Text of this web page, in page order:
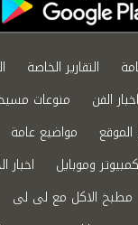
التقارير الخاصة
اخبار الفن
منوعات
مواضيع عامة
كمبيوتر وموبايل
اخبار
مطبخ الاكل مع لى لى